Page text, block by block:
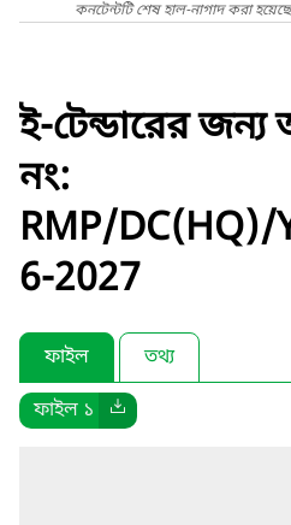
কনটেন্টটি শেষ হাল-নাগাদ করা
ই-টেন্ডারের জন্য
নং:
RMP/
6-2027
ফাইল
তথ্য
ফাইল ১